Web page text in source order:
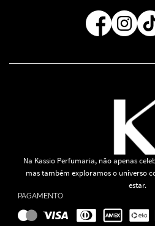
Regra de Frete Grátis
Na Kassio Perfumaria, não apenas
mas também exploramos o universo
estar.
PAGAMENTO